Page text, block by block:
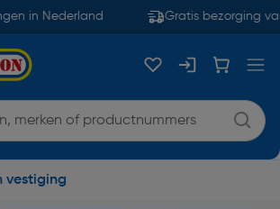
in Nederland Gratis bezorging
vestiging